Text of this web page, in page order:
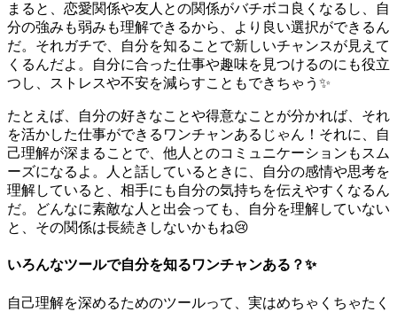
まると、恋愛関係や友人との関係がバチボコ良くなるし、自
分の強みも弱みも理解できるから、より良い選択ができるん
だ。それガチで、自分を知ることで新しいチャンスが見えて
くるんだよ。自分に合った仕事や趣味を見つけるのにも役立
つし、ストレスや不安を減らすこともできちゃう✨
たとえば、自分の好きなことや得意なことが分かれば、それ
を活かした仕事ができるワンチャンあるじゃん！それに、自
己理解が深まることで、他人とのコミュニケーションもスム
ーズになるよ。人と話しているときに、自分の感情や思考を
理解していると、相手にも自分の気持ちを伝えやすくなるん
だ。どんなに素敵な人と出会っても、自分を理解していない
と、その関係は長続きしないかもね😢
いろんなツールで自分を知るワンチャンある？✨
自己理解を深めるためのツールって、実はめちゃくちゃたく